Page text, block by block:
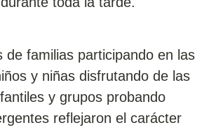
de familias participando en las
y niñas disfrutando de las
y grupos probando
reflejaron el carácter